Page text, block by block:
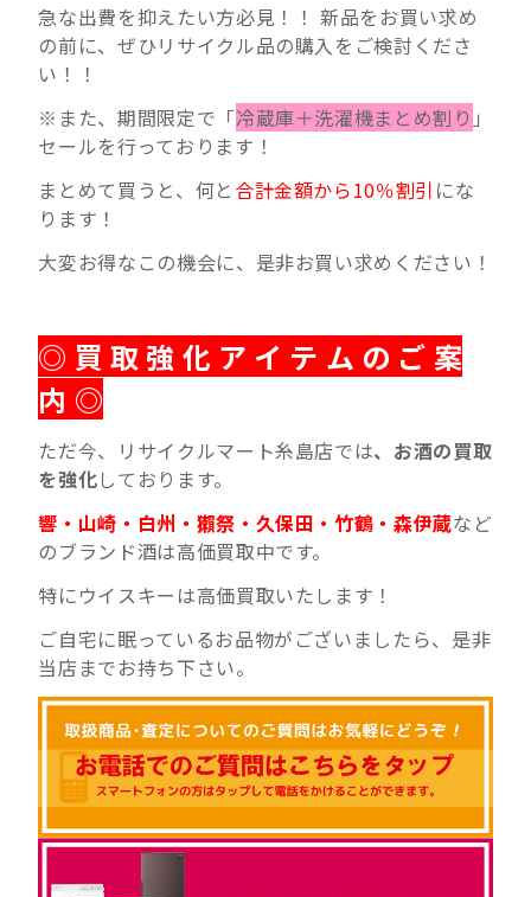
急な出費を抑えたい方必見！！ 新品をお買い求め
の前に、ぜひリサイクル品の購入をご検討くださ
い！！
※また、期間限定で「冷蔵庫＋洗濯機まとめ割り 」
セールを行っております！
まとめて買うと、何と 合計金額から10％割引 にな
ります！
大変お得なこの機会に、是非お買い求めください！
◎ 買 取 強 化 ア イ テ ム の ご 案
内 ◎
ただ今、リサイクルマート糸島店では、お酒の買取
を強化しております。
響・山崎・白州・獺祭・久保田・竹鶴・森伊蔵など
のブランド酒は高価買取中です。
特にウイスキーは高価買取いたします！
ご自宅に眠っているお品物がございましたら、是非
当店までお持ち下さい。